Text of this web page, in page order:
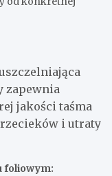
zapewnia
jakości taśma
i utraty
foliowym: